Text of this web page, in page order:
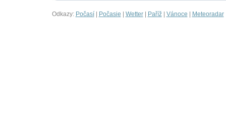
Odkazy: Počasí| Počasie | Wetter| Paříž| Vánoce | Meteoradar